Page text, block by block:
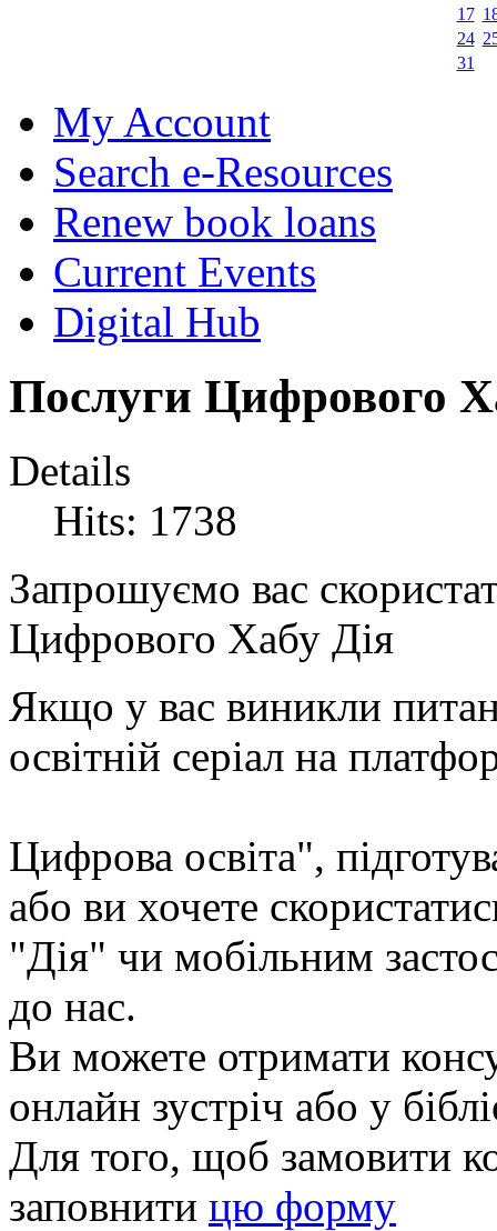
17
24
31
My Account
Search e-Resources
Renew book loans
Current Events
Digital Hub
Послуги Цифрового
Details
Hits: 1738
Запрошуємо вас
Цифрового Хабу Дія
Якщо у вас виникли
освітній серіал на
Цифрова освіта",
або ви хочете
"Дія" чи мобільним
до нас.
Ви можете отримати
онлайн зустріч або у
Для того, щоб замовити
заповнити цю форму